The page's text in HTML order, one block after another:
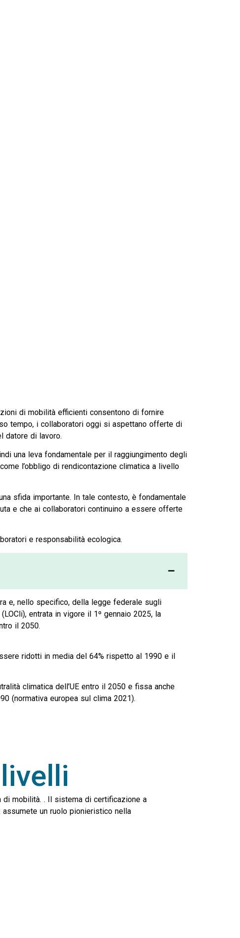
di mobilità efficienti consentono di fornire
tempo, i collaboratori oggi si aspettano offerte di
datore di lavoro.
una leva fondamentale per il raggiungimento degli
l’obbligo di rendicontazione climatica a livello
sfida importante. In tale contesto, è fondamentale
e che ai collaboratori continuino a essere offerte
e responsabilità ecologica.
e, nello specifico, della legge federale sugli
entrata in vigore il 1º gennaio 2025, la
il 2050.
ridotti in media del 64% rispetto al 1990 e il
climatica dell’UE entro il 2050 e fissa anche
(normativa europea sul clima 2021).
mobilità. . Il sistema di certificazione a
un ruolo pionieristico nella